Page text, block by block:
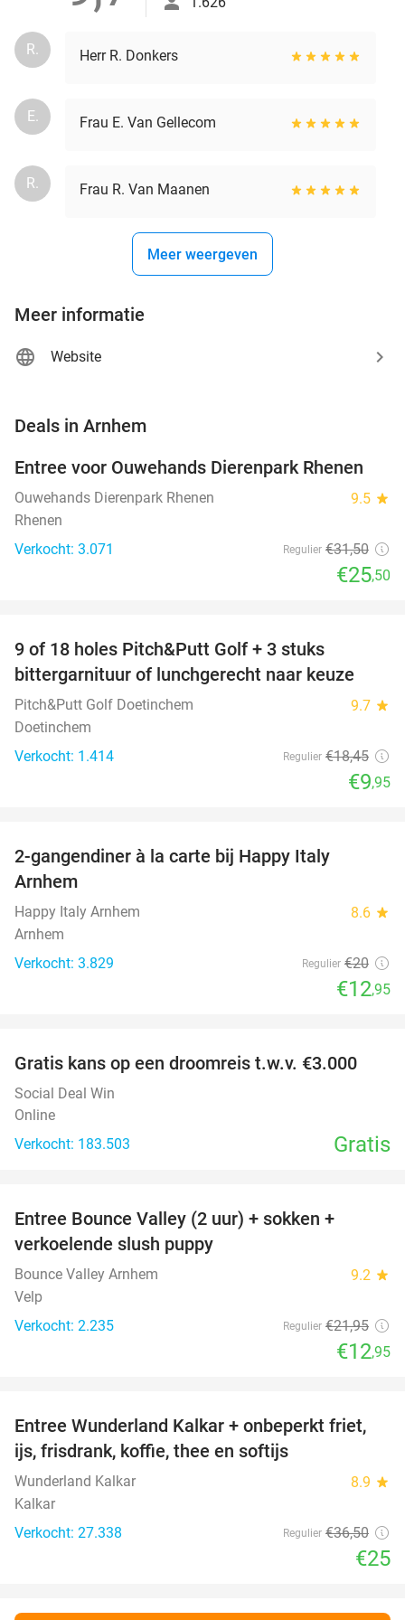
R. Herr R. Donkers
E. Frau E. Van Gellecom
R. Frau R. Van Maanen
Meer weergeven
Meer informatie
Website
Deals in Arnhem
19%
Entree voor Ouwehands Dierenpark Rhenen
Ouwehands Dierenpark Rhenen 9.5 star
Rhenen
Verkocht: 3.071
Regulier €31,50
€25,50
9 of 18 holes Pitch&Putt Golf + 3 stuks
bittergarnituur of lunchgerecht naar keuze
Pitch&Putt Golf Doetinchem 9.7 star
Doetinchem
Verkocht: 1.414
Regulier €18,45
€9,95
2-gangendiner à la carte bij Happy Italy
Arnhem
Happy Italy Arnhem 8.6 star
Arnhem
Verkocht: 3.829
Regulier €20
€12,95
Gratis kans op een droomreis t.w.v. €3.000
Social Deal Win
Online
Verkocht: 183.503
Gratis
Entree Bounce Valley (2 uur) + sokken +
verkoelende slush puppy
Bounce Valley Arnhem 9.2 star
Velp
Verkocht: 2.235
Regulier €21,95
€12,95
32%
Entree Wunderland Kalkar + onbeperkt friet,
ijs, frisdrank, koffie, thee en softijs
Wunderland Kalkar 8.9 star
Kalkar
Verkocht: 27.338
Regulier €36,50
€25